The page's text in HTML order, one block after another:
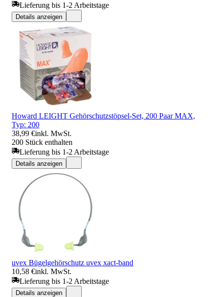
Lieferung bis 1-2 Arbeitstage
Details anzeigen
Howard LEIGHT Gehörschutzstöpsel-Set, 200 Paar MAX,
Typ: 200
38,99 €inkl. MwSt.
200 Stück enthalten
Lieferung bis 1-2 Arbeitstage
Details anzeigen
uvex Bügelgehörschutz uvex xact-band
10,58 €inkl. MwSt.
Lieferung bis 1-2 Arbeitstage
Details anzeigen